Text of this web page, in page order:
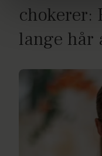
dine
vores
privatlivspolitik
chokerer:
lange hår